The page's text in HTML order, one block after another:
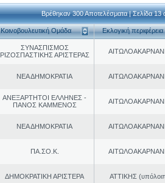
Βρέθηκαν 300 Αποτελέσματα | Σελίδα 13
Κοινοβουλευτική Ομάδα Εκλογική περιφέρεια
ΣΥΝΑΣΠΙΣΜΟΣ
ΡΙΖΟΣΠΑΣΤΙΚΗΣ ΑΡΙΣΤΕΡΑΣ
ΝΕΑ ΔΗΜΟΚΡΑΤΙΑ
ΑΝΕΞΑΡΤΗΤΟΙ ΕΛΛΗΝΕΣ -
ΠΑΝΟΣ ΚΑΜΜΕΝΟΣ
ΝΕΑ ΔΗΜΟΚΡΑΤΙΑ
ΠΑ.ΣΟ.Κ.
ΔΗΜΟΚΡΑΤΙΚΗ ΑΡΙΣΤΕΡΑ ΑΤΤΙΚΗΣ